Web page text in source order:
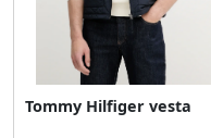
Tommy Hilfiger vesta